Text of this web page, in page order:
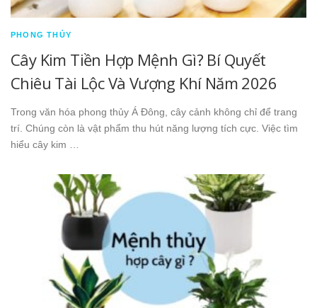
PHONG THỦY
Cây Kim Tiền Hợp Mệnh Gì? Bí Quyết
Chiêu Tài Lộc Và Vượng Khí Năm 2026
Trong văn hóa phong thủy Á Đông, cây cảnh không chỉ để trang
trí. Chúng còn là vật phẩm thu hút năng lượng tích cực. Việc tìm
hiểu cây kim …